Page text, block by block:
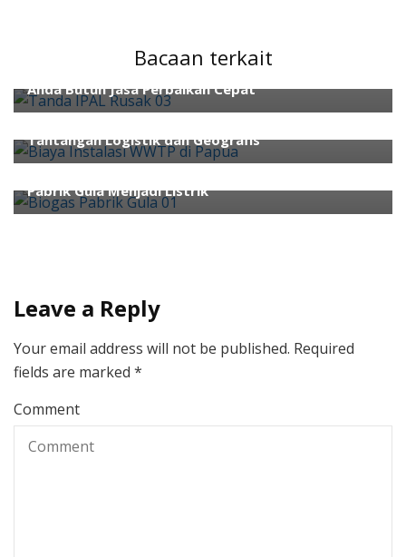
Bacaan terkait
Anda Butuh Jasa Perbaikan Cepat
Waste Water Treatment
Water Treatment
Tantangan Logistik dan Geografis
Water Treatment
Pabrik Gula Menjadi Listrik
Leave a Reply
Your email address will not be published. Required
fields are marked *
Comment